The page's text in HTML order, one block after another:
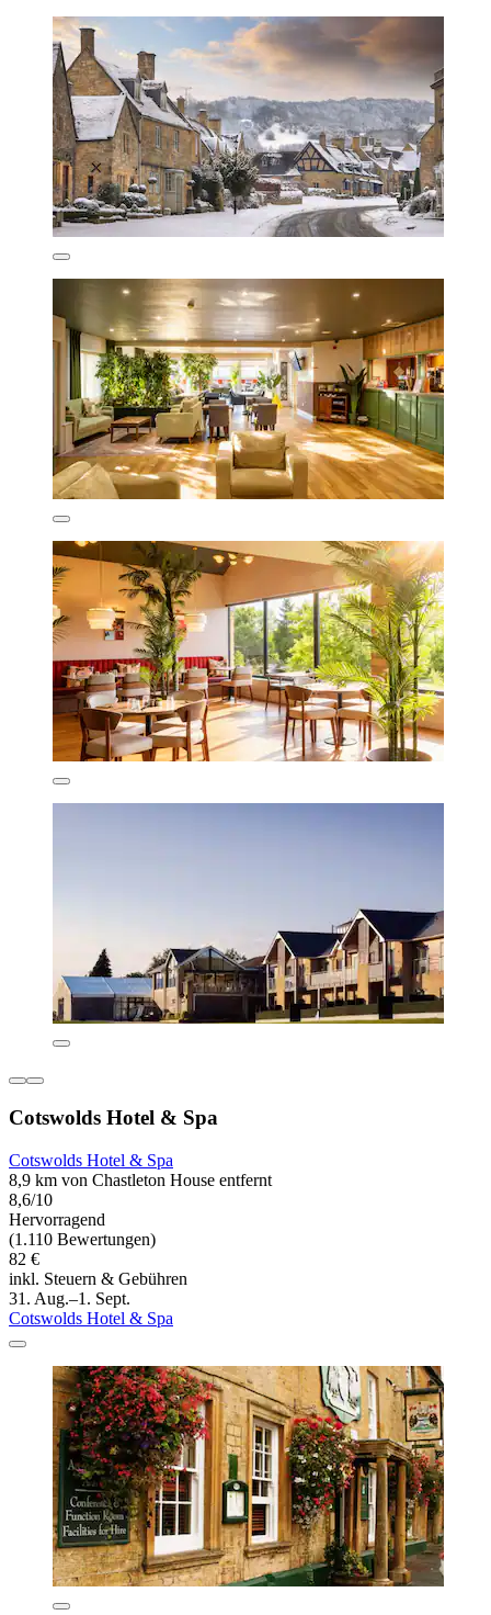
Cotswolds Hotel & Spa
Cotswolds Hotel & Spa
8,9 km von Chastleton House entfernt
8,6/10
Hervorragend
(1.110 Bewertungen)
82 €
inkl. Steuern & Gebühren
31. Aug.–1. Sept.
Cotswolds Hotel & Spa